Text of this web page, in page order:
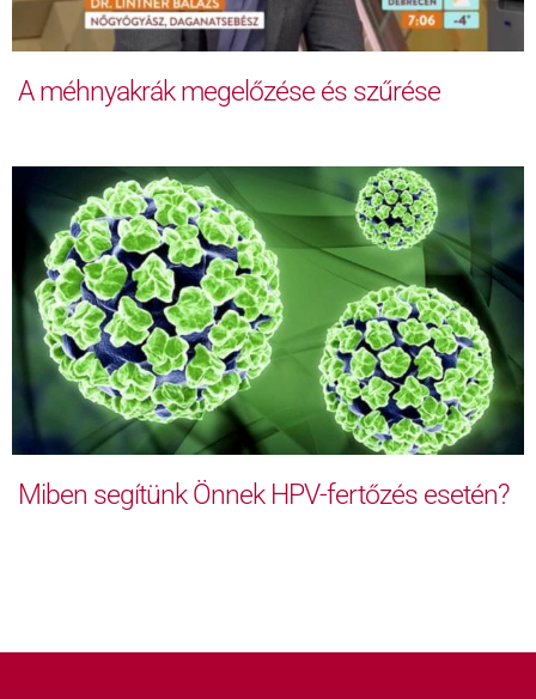
A méhnyakrák megelőzése és szűrése
Miben segítünk Önnek HPV-fertőzés esetén?